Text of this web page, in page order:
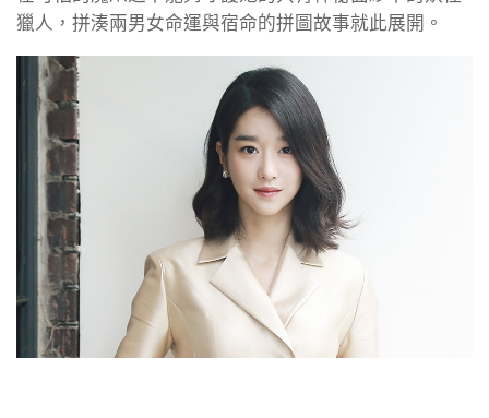
獵人，拼湊兩男女命運與宿命的拼圖故事就此展開。